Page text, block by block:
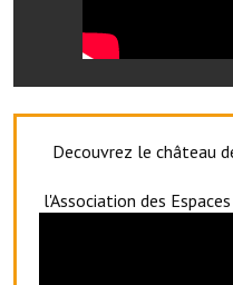
Equipements sportifs
Commerçants, artisans
Exploitants agricoles
Decouvrez le château
l'Association des